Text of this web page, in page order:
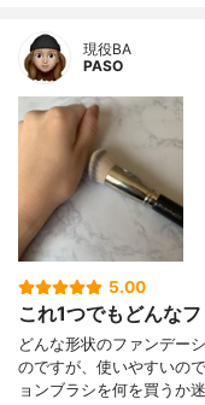
現役BA
PASO
5.00
これ1つでもどんな
どんな形状のファンデー
のですが、使いやすいの
ョンブラシを何を買うか